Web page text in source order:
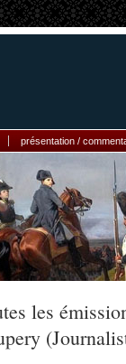
présentation /
les